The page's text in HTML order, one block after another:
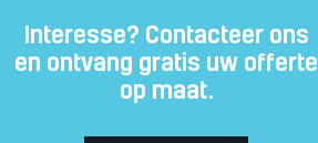
Interesse? Contacteer ons
en ontvang gratis uw offerte
op maat.